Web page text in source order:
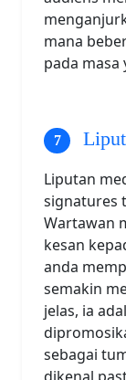
mana
pada masa
Liputan
signatures
Wartawan
kesan
anda
semakin
jelas, ia
sebagai